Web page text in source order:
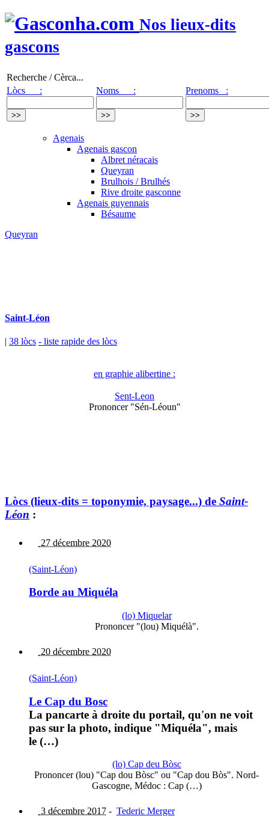
Nos lieux-dits
gascons
Recherche / Cèrca...
Lòcs :
Noms : Prenoms :
Agenais
Agenais gascon
Albret néracais
Queyran
Brulhois / Brulhés
Rive droite gasconne
Agenais guyennais
Bésaume
Queyran
Saint-Léon
| 38 lòcs - liste rapide des lòcs
en graphie alibertine :
Sent-Leon
Prononcer "Sén-Léoun"
Lòcs (lieux-dits = toponymie, paysage...) de Saint-
Léon :
27 décembre 2020
(Saint-Léon)
Borde au Miquéla
(lo) Miquelar
Prononcer "(lou) Miquélà".
20 décembre 2020
(Saint-Léon)
Le Cap du Bosc
La pancarte à droite du portail, qu'on ne voit
pas sur la photo, indique "Miquéla", mais
le (…)
(lo) Cap deu Bòsc
Prononcer (lou) "Cap dou Bòsc" ou "Cap dou Bòs". Nord-
Gascogne, Médoc : Cap (…)
3 décembre 2017 - Tederic Merger